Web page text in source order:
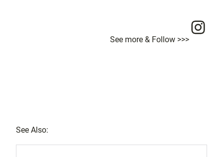
See more & Follow >>>
See Also: